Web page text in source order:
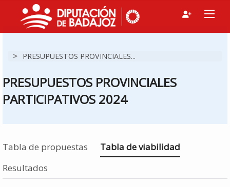
> PRESUPUESTOS PROVINCIALES...
PRESUPUESTOS PROVINCIALES
PARTICIPATIVOS 2024
Tabla de propuestas Estás en
Tabla de viabilidad
Resultados